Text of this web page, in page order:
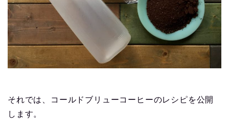
それでは、コールドブリューコーヒーのレシピを公開
します。